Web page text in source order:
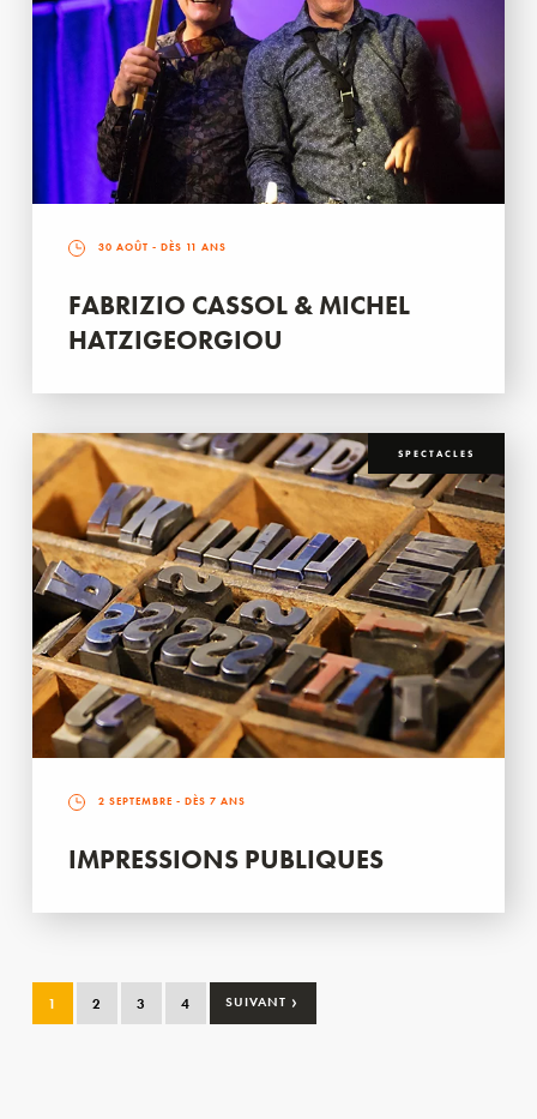
30 AOÛT - DÈS 11 ANS
FABRIZIO CASSOL & MICHEL
HATZIGEORGIOU
SPECTACLES
2 SEPTEMBRE - DÈS 7 ANS
IMPRESSIONS PUBLIQUES
1 2 3 4 SUIVANT ›